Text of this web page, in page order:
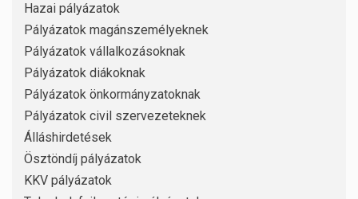
Hazai pályázatok
Pályázatok magánszemélyeknek
Pályázatok vállalkozásoknak
Pályázatok diákoknak
Pályázatok önkormányzatoknak
Pályázatok civil szervezeteknek
Álláshirdetések
Ösztöndíj pályázatok
KKV pályázatok